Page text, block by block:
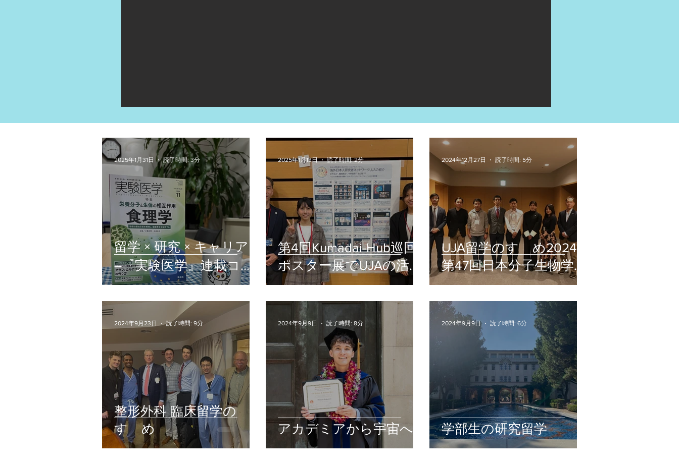
留学 × 研究 × キャリア
―『実験医学』連載コラ
ムUJAだよりをチェッ
ク！
2025年1月31日 読了時間: 3分
第4回Kumadai-Hub巡回
ポスター展でUJAの活動
報告を行いました
2025年1月13日 読了時間: 2分
UJA留学のすゝめ2024 x
第47回日本分子生物学会
年会 「日本の科学技術
を推進するネットワー
クの構築」開催報告
2024年12月27日 読了時間: 5分
整形外科 臨床留学の
すゝめ
2024年9月23日 読了時間: 9分
アカデミアから宇宙へ
2024年9月9日 読了時間: 8分
学部生の研究留学
2024年9月9日 読了時間: 6分